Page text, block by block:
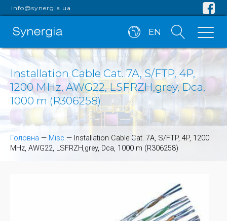
info@synergia.ua
EN
Installation Cable Cat. 7A, S/FTP, 4P,
1200 MHz, AWG22, LSFRZH,grey, Dca,
1000 m (R306258)
Головна — Misc — Installation Cable Cat. 7A, S/FTP, 4P, 1200
MHz, AWG22, LSFRZH,grey, Dca, 1000 m (R306258)